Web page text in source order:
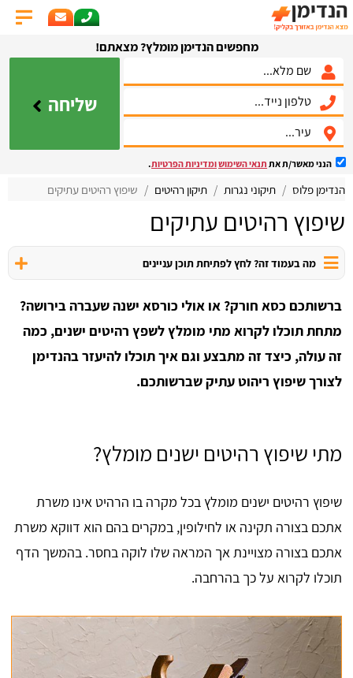
מחפשים הנדימן מומלץ? מצאתם!
שליחה
הנני מאשר/ת את תנאי השימושומדיניות הפרטיות.
הנדימן פלוס תיקוני נגרות תיקון רהיטים שיפוץ רהיטים עתיקים
שיפוץ רהיטים עתיקים
מה בעמוד זה? לחץ לפתיחת תוכן עניינים
ברשותכם כסא חורק? או אולי כורסא ישנה שעברה בירושה?
מתחת תוכלו לקרוא מתי מומלץ לשפץ רהיטים ישנים, כמה
זה עולה, כיצד זה מתבצע וגם איך תוכלו להיעזר בהנדימן
לצורך שיפוץ ריהוט עתיק שברשותכם.
מתי שיפוץ רהיטים ישנים מומלץ?
שיפוץ רהיטים ישנים מומלץ בכל מקרה בו הרהיט אינו משרת
אתכם בצורה תקינה או לחילופין, במקרים בהם הוא דווקא משרת
אתכם בצורה מצויינת אך המראה שלו לוקה בחסר. בהמשך הדף
תוכלו לקרוא על כך בהרחבה.